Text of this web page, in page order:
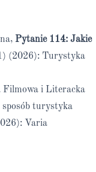
Pytanie 114: Jakie
(2026): Turystyka
i Literacka
turystyka
Varia